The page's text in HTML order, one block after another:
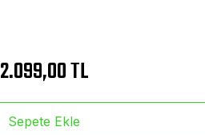
2.099,00 TL
Sepete Ekle